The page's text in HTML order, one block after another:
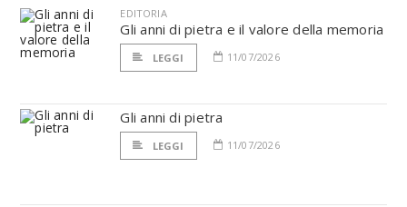
EDITORIA
Gli anni di pietra e il valore della memoria
LEGGI 11/07/2026
Gli anni di pietra
LEGGI 11/07/2026